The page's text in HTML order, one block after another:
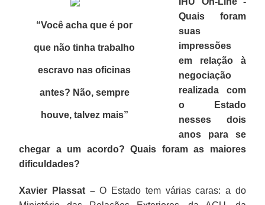
“Você acha que é por
que não tinha trabalho
escravo nas oficinas
antes? Não, sempre
houve, talvez mais”
Quais foram
suas
impressões
em relação à
negociação
realizada com
o Estado
nesses dois
anos para se
chegar a um acordo? Quais foram as maiores
dificuldades?
Xavier Plassat –O Estado tem várias caras: a do